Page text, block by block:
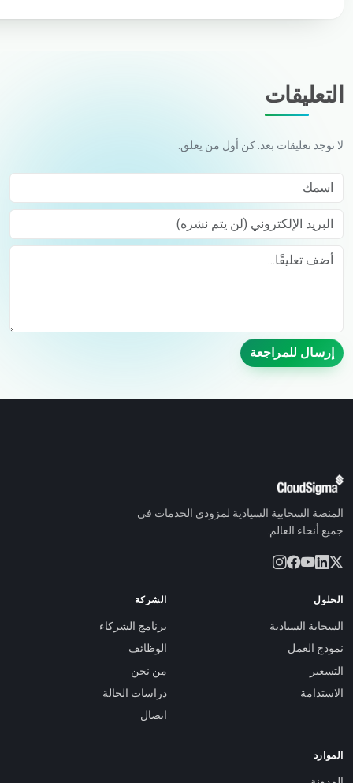
التعليقات
لا توجد تعليقات بعد. كن أول من يعلق.
اسمك
البريد الإلكتروني (لن يتم نشره)
إرسال للمراجعة
المنصة السحابية السيادية لمزودي الخدمات في
جميع أنحاء العالم.
الحلول
السحابة السيادية
نموذج العمل
التسعير
الاستدامة
الشركة
برنامج الشركاء
الوظائف
من نحن
دراسات الحالة
اتصال
الموارد